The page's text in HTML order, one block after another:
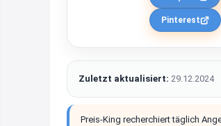
Pinterest
Zuletzt aktualisiert: 29.12.2024
Preis-King recherchiert täglich